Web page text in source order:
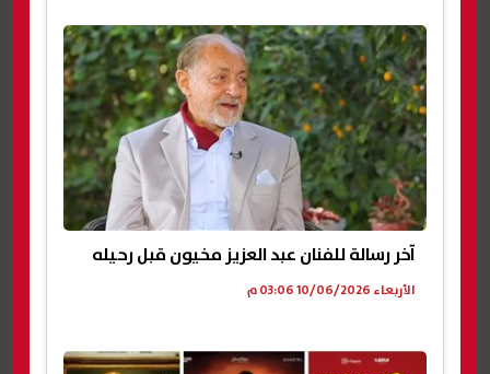
آخر رسالة للفنان عبد العزيز مخيون قبل رحيله
الأربعاء 10/06/2026 03:06 م